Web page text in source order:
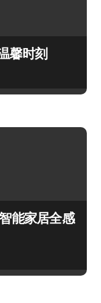
馨时刻
能家居全感